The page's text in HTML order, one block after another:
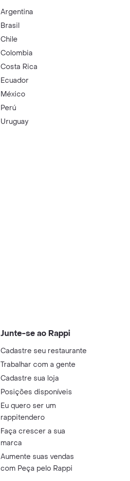
Argentina
Brasil
Chile
Colombia
Costa Rica
Ecuador
México
Perú
Uruguay
Junte-se ao Rappi
Cadastre seu restaurante
Trabalhar com a gente
Cadastre sua loja
Posições disponíveis
Eu quero ser um
rappitendero
Faça crescer a sua
marca
Aumente suas vendas
com Peça pelo Rappi